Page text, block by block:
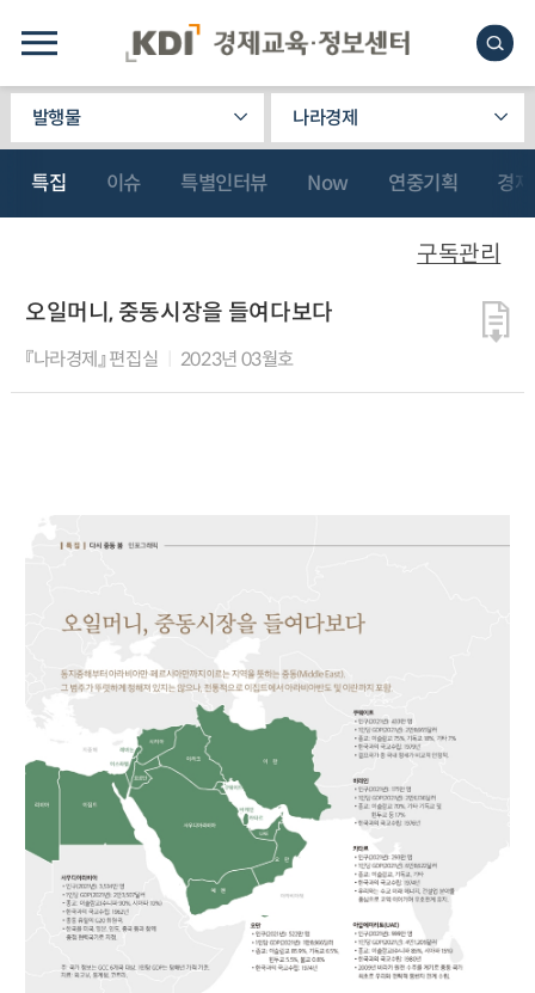
발행물 나라경제
특집 이슈 특별인터뷰 Now 연중기획 경
오일머니, 중동시장을 들여다보다
『나라경제』 편집실 2023년 03월호
구독관리